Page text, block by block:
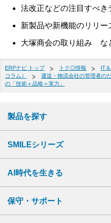
法改正などの注目すべき
新製品や新機能のリリー
大塚商会の取り組み な
ERPナビ トップ トク◎情報 IT
コラム）
運送・物流会社の管理者の
の「技術＋品格＝実力」
製品を探す
SMILEシリーズ
AI時代を生きる
保守・サポート